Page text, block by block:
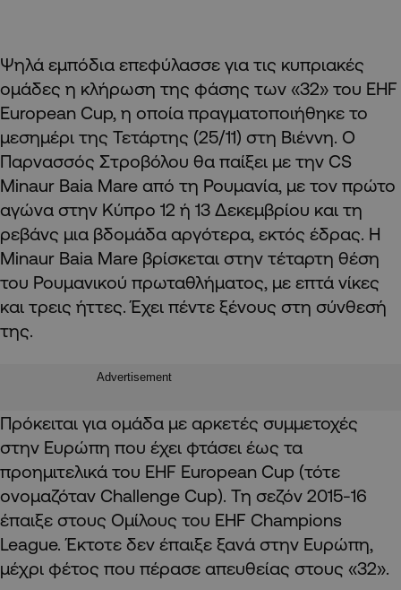
Ψηλά εμπόδια επεφύλασσε για τις κυπριακές
ομάδες η κλήρωση της φάσης των «32» του EHF
European Cup, η οποία πραγματοποιήθηκε το
μεσημέρι της Τετάρτης (25/11) στη Βιέννη. Ο
Παρνασσός Στροβόλου θα παίξει με την CS
Minaur Baia Mare από τη Ρουμανία, με τον πρώτο
αγώνα στην Κύπρο 12 ή 13 Δεκεμβρίου και τη
ρεβάνς μια βδομάδα αργότερα, εκτός έδρας. Η
Minaur Baia Mare βρίσκεται στην τέταρτη θέση
του Ρουμανικού πρωταθλήματος, με επτά νίκες
και τρεις ήττες. Έχει πέντε ξένους στη σύνθεσή
της.
Advertisement
Πρόκειται για ομάδα με αρκετές συμμετοχές
στην Ευρώπη που έχει φτάσει έως τα
προημιτελικά του EHF European Cup (τότε
ονομαζόταν Challenge Cup). Τη σεζόν 2015-16
έπαιξε στους Ομίλους του EHF Champions
League. Έκτοτε δεν έπαιξε ξανά στην Ευρώπη,
μέχρι φέτος που πέρασε απευθείας στους «32».